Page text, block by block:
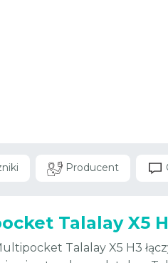
Producent
Talalay X5
Talalay X5 H3